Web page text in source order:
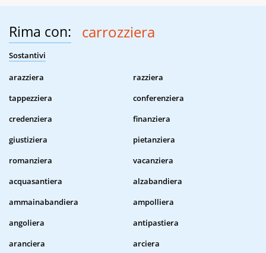
Rima con: carrozziera
Sostantivi
arazziera
razziera
tappezziera
conferenziera
credenziera
finanziera
giustiziera
pietanziera
romanziera
vacanziera
acquasantiera
alzabandiera
ammainabandiera
ampolliera
angoliera
antipastiera
aranciera
arciera